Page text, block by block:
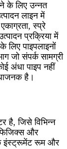
के लिए उन्नत
लाइन में
स्प्रे
प्रक्रिया में
लिए पाइपलाइनों
जो संपर्क सामग्री
अंधा पाइप नहीं
है।
है, जिसे विभिन्न
फिजिक्स और
इंस्ट्रूमेंट रूम और